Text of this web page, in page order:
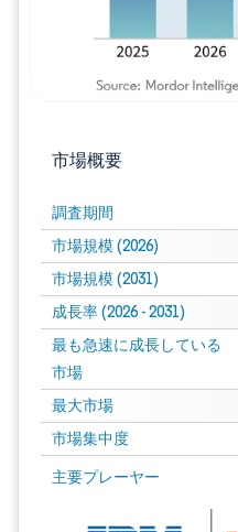
市場概要
調査期間
市場規模 (2026)
市場規模 (2031)
成長率 (2026 - 2031)
最も急速に成長している
市場
最大市場
市場集中度
主要プレーヤー
画像 © Mordor Intelligence。再